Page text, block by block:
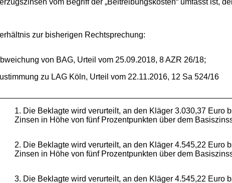
vom Begriff der „Beitreibungskosten“ umfasst ist,
zur bisherigen Rechtsprechung:
von BAG, Urteil vom 25.09.2018, 8 AZR 26/18;
zu LAG Köln, Urteil vom 22.11.2016, 12 Sa 524/16
1. Die Beklagte wird verurteilt, an den Kläger 3.030,37 Euro
Zinsen in Höhe von fünf Prozentpunkten über dem
2. Die Beklagte wird verurteilt, an den Kläger 4.545,22 Euro
Zinsen in Höhe von fünf Prozentpunkten über dem
3. Die Beklagte wird verurteilt, an den Kläger 4.545,22 Euro